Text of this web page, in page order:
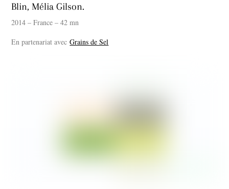
Blin, Mélia Gilson.
2014 – France – 42 mn
En partenariat avecGrains de Sel